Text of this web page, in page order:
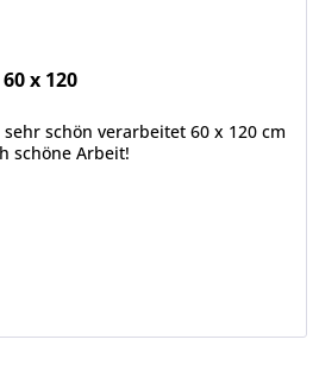
x 120
schön verarbeitet 60 x 120 cm
schöne Arbeit!